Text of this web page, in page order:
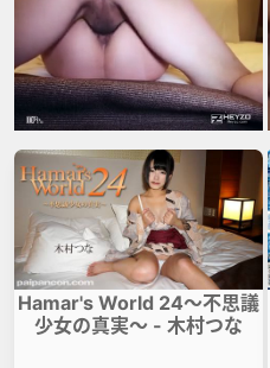
Hamar's World 24～不思議
少女の真実～ - 木村つな